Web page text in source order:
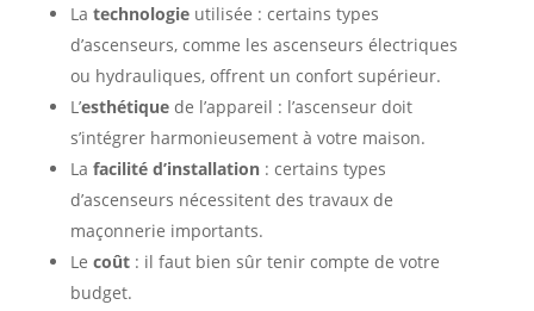
La technologieutilisée : certains types
d’ascenseurs, comme les ascenseurs électriques
ou hydrauliques, offrent un confort supérieur.
L’esthétiquede l’appareil : l’ascenseur doit
s’intégrer harmonieusement à votre maison.
La facilité d’installation: certains types
d’ascenseurs nécessitent des travaux de
maçonnerie importants.
Le coût: il faut bien sûr tenir compte de votre
budget.